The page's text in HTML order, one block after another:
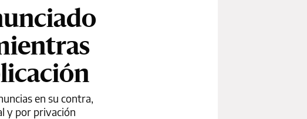
en su contra,
y por privación